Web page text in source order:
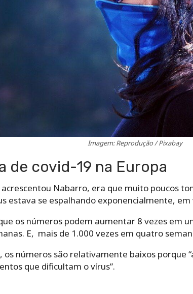
Imagem: Reprodução / Pixabay
de covid-19 na Europa
Nabarro, era que muito poucos
estava se espalhando exponencialmente,
os números podem aumentar 8 vezes em
E, mais de 1.000 vezes em quatro
os números são relativamente baixos porque
que dificultam o vírus”.